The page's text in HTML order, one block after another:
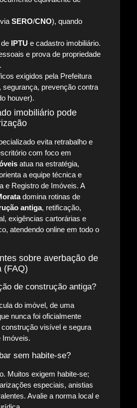
SERO/CNO), quando
IPTU e cadastro imobiliário.
e prova de propriedade
exigidos pela Prefeitura
segurança, prevenção contra
houver).
imobiliário pode
evita retrabalho e
com foco em
atua na estratégia,
a equipe técnica e
e Registro de Imóveis. A
domina rotinas de
antiga, retificação,
exigências cartorárias e
atendendo online em todo o
sobre averbação de
(FAQ)
de construção antiga?
do imóvel, de uma
nunca foi oficialmente
visível e segura
Imóveis.
sem habite-se?
Muitos exigem habite-se;
especiais, anistias
Avalie a norma local e